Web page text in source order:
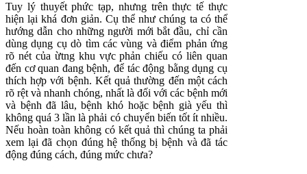
Tuy lý thuyết phức tạp, nhưng trên thực tế thực
hiện lại khá đơn giản. Cụ thể như chúng ta có thể
hướng dẫn cho những người mới bắt đầu, chỉ cần
dùng dụng cụ dò tìm các vùng và điểm phản ứng
rõ nét của ừtng khu vực phản chiếu có liên quan
đến cơ quan đang bệnh, để tác động bằng dụng cụ
thích hợp với bệnh. Kết quả thường đến một cách
rõ rệt và nhanh chóng, nhất là đối với các bệnh mới
và bệnh đã lâu, bệnh khó hoặc bệnh già yếu thì
không quá 3 lần là phải có chuyển biến tốt ít nhiều.
Nếu hoàn toàn không có kết quả thì chúng ta phải
xem lại đã chọn đúng hệ thống bị bệnh và đã tác
động đúng cách, đúng mức chưa?